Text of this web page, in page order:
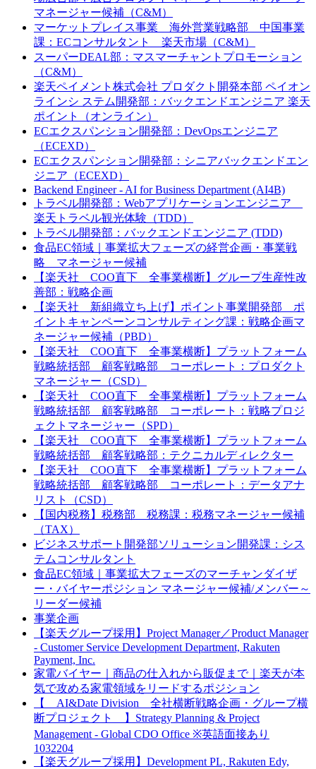
マネージャー候補（C&M）
マーケットプレイス事業 海外営業戦略部 中国事業
課：ECコンサルタント 楽天市場（C&M）
スーパーDEAL部：マスマーチャントプロモーション
（C&M）
楽天ペイメント株式会社 プロダクト開発本部 ペイオン
ラインシ ステム開発部：バックエンドエンジニア 楽天
ポイント（オンライン）
ECエクスパンション開発部：DevOpsエンジニア
（ECEXD）
ECエクスパンション開発部：シニアバックエンドエン
ジニア（ECEXD）
Backend Engineer - AI for Business Department (AI4B)
トラベル開発部：Webアプリケーションエンジニア
楽天トラベル観光体験（TDD）
トラベル開発部：バックエンドエンジニア (TDD)
食品EC領域｜事業拡大フェーズの経営企画・事業戦
略 マネージャー候補
【楽天社 COO直下 全事業横断】グループ生産性改
善部：戦略企画
【楽天社 新組織立ち上げ】ポイント事業開発部 ポ
イントキャンペーンコンサルティング課：戦略企画マ
ネージャー候補（PBD）
【楽天社 COO直下 全事業横断】プラットフォーム
戦略統括部 顧客戦略部 コーポレート：プロダクト
マネージャー（CSD）
【楽天社 COO直下 全事業横断】プラットフォーム
戦略統括部 顧客戦略部 コーポレート：戦略プロジ
ェクトマネージャー（SPD）
【楽天社 COO直下 全事業横断】プラットフォーム
戦略統括部 顧客戦略部：テクニカルディレクター
【楽天社 COO直下 全事業横断】プラットフォーム
戦略統括部 顧客戦略部 コーポレート：データアナ
リスト（CSD）
【国内税務】税務部 税務課：税務マネージャー候補
（TAX）
ビジネスサポート開発部ソリューション開発課：シス
テムコンサルタント
食品EC領域｜事業拡大フェーズのマーチャンダイザ
ー・バイヤーポジション マネージャー候補/メンバー～
リーダー候補
事業企画
【楽天グループ採用】Project Manager／Product Manager
- Customer Service Development Department, Rakuten
Payment, Inc.
家電バイヤー｜商品の仕入れから販促まで｜楽天が本
気で攻める家電領域をリードするポジション
【 AI&Date Division 全社横断戦略企画・グループ横
断プロジェクト 】Strategy Planning & Project
Management - Global CDO Office ※英語面接あり
1032204
【楽天グループ採用】Development PL, Rakuten Edy,